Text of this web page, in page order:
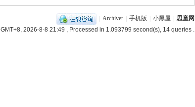
Archiver 手机版 小黑屋
思童网
GMT+8, 2026-8-8 21:49 , Processed in 1.093799 second(s), 14 queries .